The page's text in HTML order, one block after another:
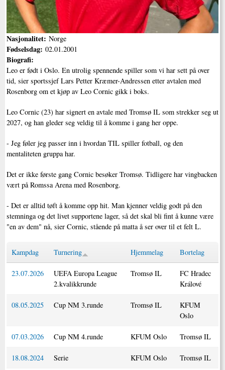
Nasjonalitet: Norge
Fødselsdag: 02.01.2001
Biografi:
Leo er født i Oslo. En utrolig spennende spiller som vi har sett på over
tid, sier sportssjef Lars Petter Kræmer-Andressen etter avtalen med
Rosenborg om et kjøp av Leo Cornic gikk i boks.
Leo Cornic (23) har signert en avtale med Tromsø IL som strekker seg ut
2027, og han gleder seg veldig til å komme i gang her oppe.
- Jeg føler jeg passer inn i hvordan TIL spiller fotball, og den
mentaliteten gruppa har.
Det er ikke første gang Cornic besøker Tromsø. Tidligere har vingbacken
vært på Romssa Arena med Rosenborg.
- Det er alltid tøft å komme opp hit. Man kjenner veldig godt på den
stemninga og det livet supportene lager, så det skal bli fint å kunne være
"en av dem" nå, sier Cornic, stående på matta å ser over til et felt L.
Kampdag Turnering Hjemmelag Bortelag
23.07.2026
UEFA Europa League
2.kvalikkrunde
Tromsø IL
FC Hradec
Králové
08.05.2025 Cup NM 3.runde Tromsø IL
KFUM
Oslo
07.03.2026 Cup NM 4.runde KFUM Oslo Tromsø IL
18.08.2024 Serie KFUM Oslo Tromsø IL